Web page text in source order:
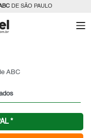
DE SÃO PAULO
ABC
*